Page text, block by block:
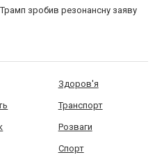
зробив резонансну заяву
Здоров'я
Транспорт
Розваги
Спорт